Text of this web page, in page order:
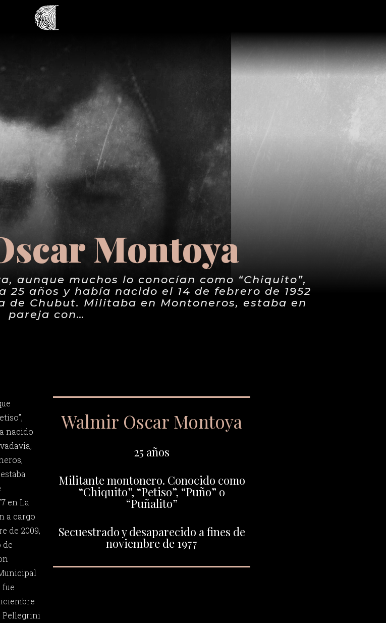
Montoya
aunque muchos lo conocían como “Chiquito”,
25 años y había nacido el 14 de febrero de 1952
de Chubut. Militaba en Montoneros, estaba en
pareja con…
nacido
en La
a cargo
de 2009,
de
fue
Pellegrini
Walmir Oscar Montoya
25 años
Militante montonero. Conocido como
“Chiquito”, “Petiso”, “Puño” o
“Puñalito”
Secuestrado y desaparecido a fines de
noviembre de 1977